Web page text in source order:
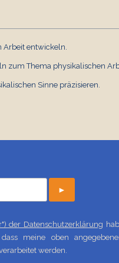
Arbeit entwickeln.
zum Thema physikalischen
Sinne präzisieren.
►
der Datenschutzerklärung
meine oben
werden.